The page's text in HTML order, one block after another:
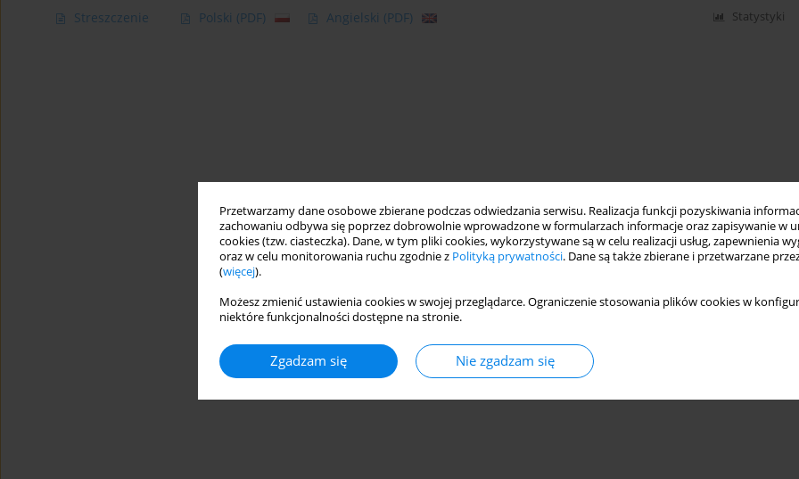
Przetwarzamy dane osobowe zbierane podczas odwiedzania serwisu. Realizacja funkcji pozyskiwania
zachowaniu odbywa się poprzez dobrowolnie wprowadzone w formularzach informacje oraz zapisywanie w
cookies (tzw. ciasteczka). Dane, w tym pliki cookies, wykorzystywane są w celu realizacji usług, zapewnienia
oraz w celu monitorowania ruchu zgodnie z Polityką prywatności. Dane są także zbierane i przetwarzane
(więcej).
Możesz zmienić ustawienia cookies w swojej przeglądarce. Ograniczenie stosowania plików cookies w
niektóre funkcjonalności dostępne na stronie.
Zgadzam się Nie zgadzam się
Streszczenie Polski (PDF) Angielski (PDF) Statystyki